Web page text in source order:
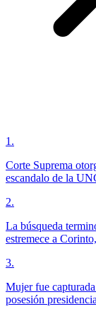
1 .
Corte Suprema
escandalo de la
2.
La búsqueda
estremece a
3.
Mujer fue
posesión